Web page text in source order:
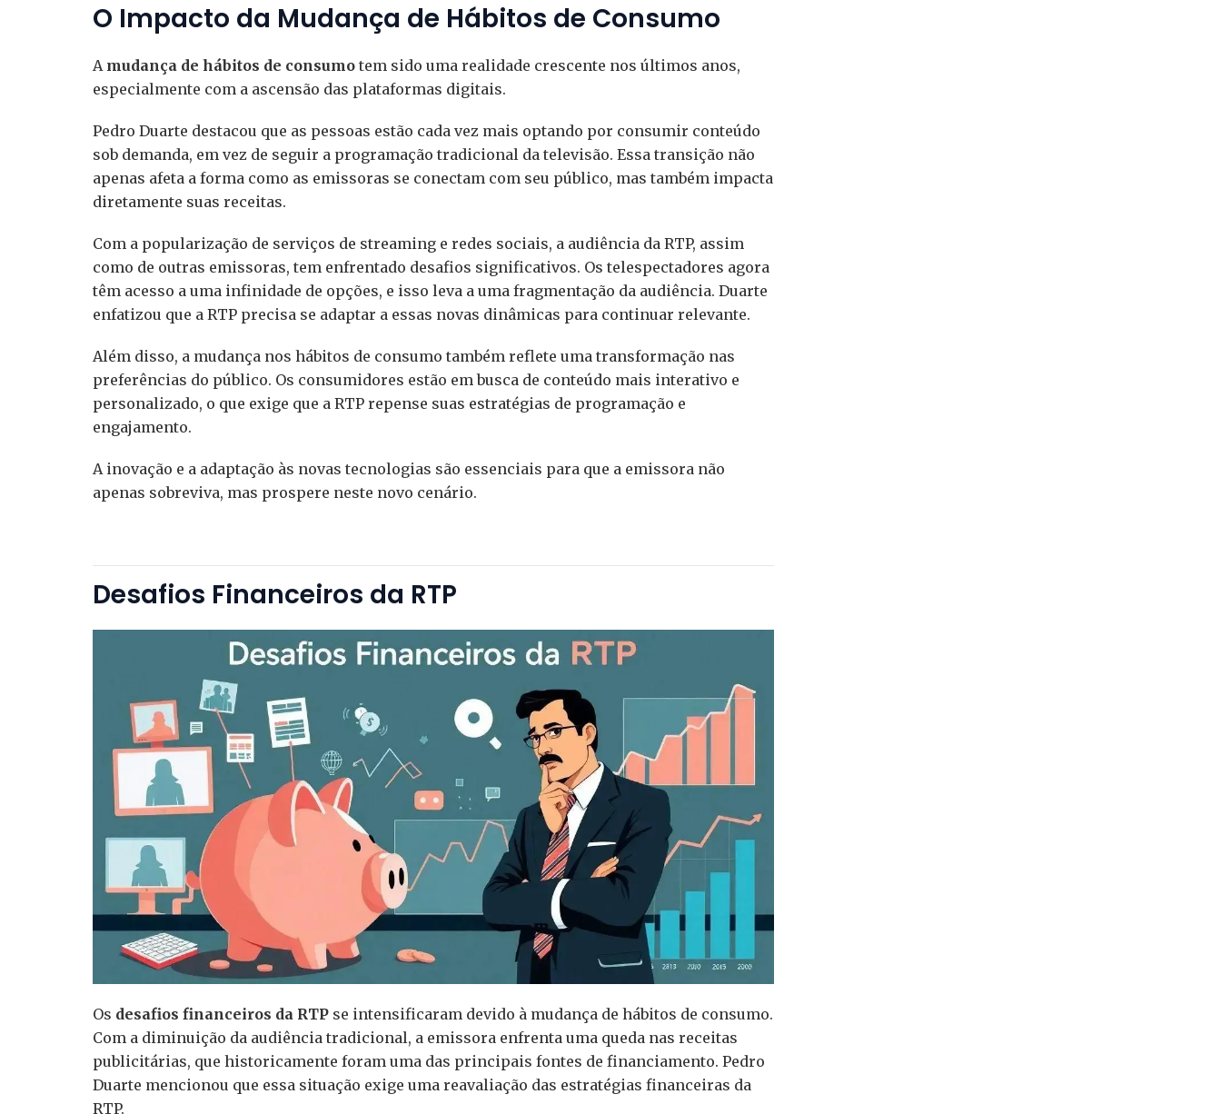
O Impacto da Mudança de Hábitos de Consumo
A mudança de hábitos de consumo tem sido uma realidade crescente nos últimos anos,
especialmente com a ascensão das plataformas digitais.
Pedro Duarte destacou que as pessoas estão cada vez mais optando por consumir conteúdo
sob demanda, em vez de seguir a programação tradicional da televisão. Essa transição não
apenas afeta a forma como as emissoras se conectam com seu público, mas também impacta
diretamente suas receitas.
Com a popularização de serviços de streaming e redes sociais, a audiência da RTP, assim
como de outras emissoras, tem enfrentado desafios significativos. Os telespectadores agora
têm acesso a uma infinidade de opções, e isso leva a uma fragmentação da audiência. Duarte
enfatizou que a RTP precisa se adaptar a essas novas dinâmicas para continuar relevante.
Além disso, a mudança nos hábitos de consumo também reflete uma transformação nas
preferências do público. Os consumidores estão em busca de conteúdo mais interativo e
personalizado, o que exige que a RTP repense suas estratégias de programação e
engajamento.
A inovação e a adaptação às novas tecnologias são essenciais para que a emissora não
apenas sobreviva, mas prospere neste novo cenário.
Desafios Financeiros da RTP
Os desafios financeiros da RTP se intensificaram devido à mudança de hábitos de consumo.
Com a diminuição da audiência tradicional, a emissora enfrenta uma queda nas receitas
publicitárias, que historicamente foram uma das principais fontes de financiamento. Pedro
Duarte mencionou que essa situação exige uma reavaliação das estratégias financeiras da
RTP.